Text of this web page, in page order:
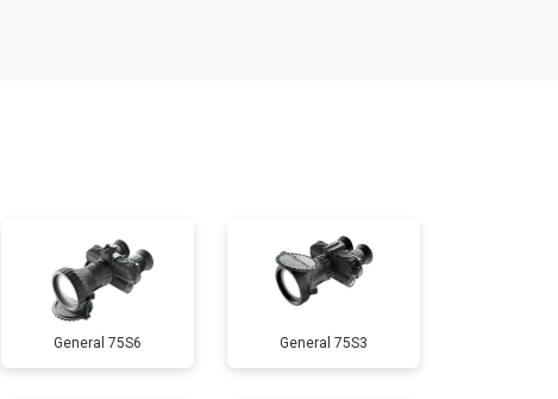
General 75S6 General 75S3